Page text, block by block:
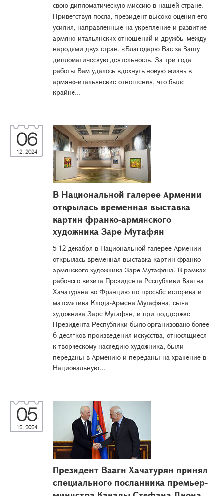
свою дипломатическую миссию в нашей стране.
Приветствуя посла, президент высоко оценил его
усилия, направленные на укрепление и развитие
армяно-итальянских отношений и дружбы между
народами двух стран. «Благодарю Вас за Вашу
дипломатическую деятельность. За три года
работы Вам удалось вдохнуть новую жизнь в
армяно-итальянские отношения, что было
крайне...
06
12, 2024
В Национальной галерее Армении
открылась временная выставка
картин франко-армянского
художника Заре Мутафян
5-12 декабря в Национальной галерее Армении
открылась временная выставка картин франко-
армянского художника Заре Мутафяна. В рамках
рабочего визита Президента Республики Ваагна
Хачатуряна во Францию по просьбе историка и
математика Клода-Армена Мутафяна, сына
художника Заре Мутафян, и при поддержке
Президента Республики было организовано более
6 десятков произведения искусства, относящиеся
к творческому наследию художника, были
переданы в Армению и переданы на хранение в
Национальную...
05
12, 2024
Президент Ваагн Хачатурян принял
специального посланника премьер-